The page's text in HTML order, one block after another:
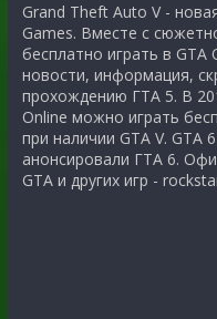
Grand Theft Auto V -
Games. Вместе с
бесплатно играть в GTA
новости, информация,
прохождению ГТА 5. В
Online можно играть
при наличии GTA V.
анонсировали ГТА 6.
GTA и других игр -